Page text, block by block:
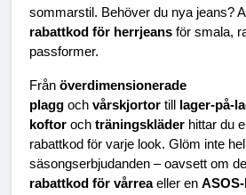
sommarstil. Behöver du nya jeans?
rabattkod för herrjeans för smala,
passformer.
Från överdimensionerade
plagg och vårskjortor till
lager-på-
koftor och träningskläder hittar du
rabattkod för varje look. Glöm inte
säsongserbjudanden – oavsett om
rabattkod för vårrea eller en